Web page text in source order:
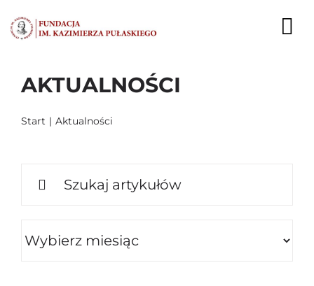
do
zawartości
DZIAŁALNOŚĆ
AKTUALNOŚCI
Start Aktualności